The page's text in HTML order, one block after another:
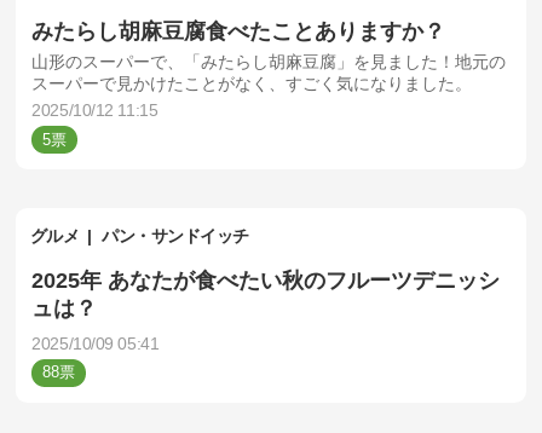
みたらし胡麻豆腐食べたことありますか？
山形のスーパーで、「みたらし胡麻豆腐」を見ました！地元の
スーパーで見かけたことがなく、すごく気になりました。
2025/10/12 11:15
5
グルメ パン・サンドイッチ
2025年 あなたが食べたい秋のフルーツデニッシ
ュは？
2025/10/09 05:41
88